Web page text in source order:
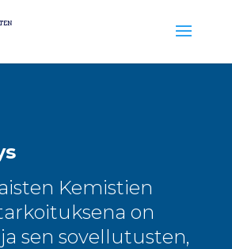
Kemistien
on
sen sovellutusten,